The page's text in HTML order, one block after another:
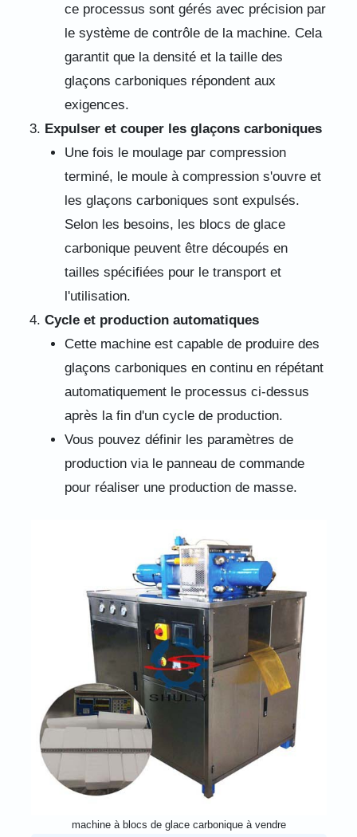
ce processus sont gérés avec précision par
le système de contrôle de la machine. Cela
garantit que la densité et la taille des
glaçons carboniques répondent aux
exigences.
Expulser et couper les glaçons carboniques
Une fois le moulage par compression
terminé, le moule à compression s'ouvre et
les glaçons carboniques sont expulsés.
Selon les besoins, les blocs de glace
carbonique peuvent être découpés en
tailles spécifiées pour le transport et
l'utilisation.
Cycle et production automatiques
Cette machine est capable de produire des
glaçons carboniques en continu en répétant
automatiquement le processus ci-dessus
après la fin d'un cycle de production.
Vous pouvez définir les paramètres de
production via le panneau de commande
pour réaliser une production de masse.
machine à blocs de glace carbonique à vendre